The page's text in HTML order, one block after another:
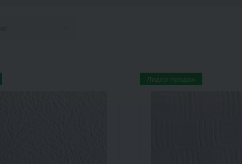
Лидер продаж